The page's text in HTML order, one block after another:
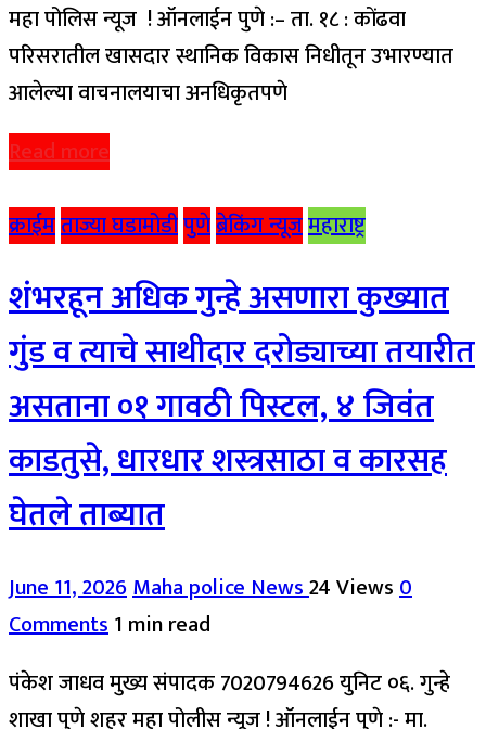
महा पोलिस न्यूज ! ऑनलाईन पुणे :– ता. १८ : कोंढवा
परिसरातील खासदार स्थानिक विकास निधीतून उभारण्यात
आलेल्या वाचनालयाचा अनधिकृतपणे
Read more
क्राईमताज्या घडामोडीपुणेब्रेकिंग न्यूजमहाराष्ट्र
शंभरहून अधिक गुन्हे असणारा कुख्यात
गुंड व त्याचे साथीदार दरोड्याच्या तयारीत
असताना ०१ गावठी पिस्टल, ४ जिवंत
काडतुसे, धारधार शस्त्रसाठा व कारसह
घेतले ताब्यात
June 11, 2026Maha police News24 Views0
Comments1 min read
पंकेश जाधव मुख्य संपादक 7020794626 युनिट ०६. गुन्हे
शाखा पुणे शहर महा पोलीस न्यूज ! ऑनलाईन पुणे :- मा.